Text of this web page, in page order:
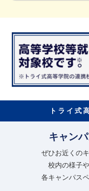
トライ式
キャン
ぜひお近くの
校内の様子
各キャンパス